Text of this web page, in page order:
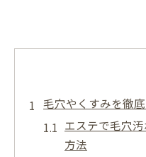
毛穴やくすみを徹
エステで毛穴
方法